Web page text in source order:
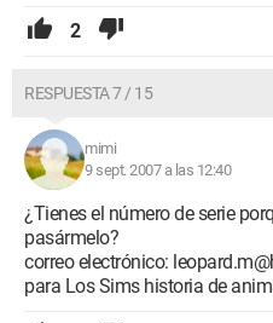
2
RESPUESTA 7 / 15
mimi
9 sept. 2007 a las 12:40
¿Tienes el número de serie
pasármelo?
correo electrónico:
para Los Sims historia de